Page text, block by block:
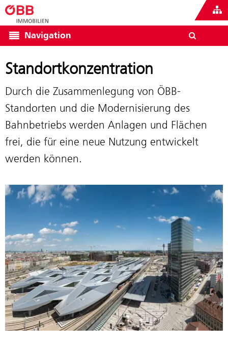
Navigation
Standortkonzentration
Durch die Zusammenlegung von ÖBB-
Standorten und die Modernisierung des
Bahnbetriebs werden Anlagen und Flächen
frei, die für eine neue Nutzung entwickelt
werden können.